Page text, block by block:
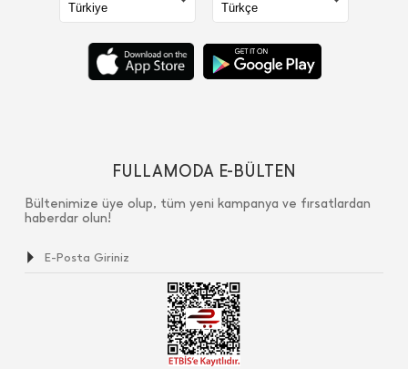
FULLAMODA E-BÜLTEN
Bültenimize üye olup, tüm yeni kampanya ve fırsatlardan
haberdar olun!